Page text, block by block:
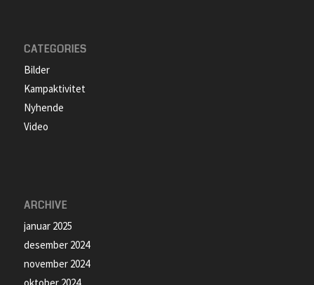
CATEGORIES
Bilder
Kampaktivitet
Nyhende
Video
ARCHIVE
januar 2025
desember 2024
november 2024